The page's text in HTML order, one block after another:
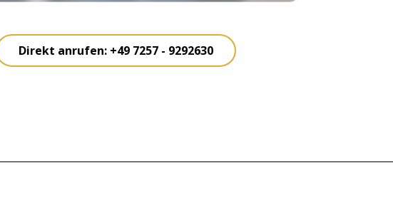
Direkt anrufen: +49 7257 - 9292630